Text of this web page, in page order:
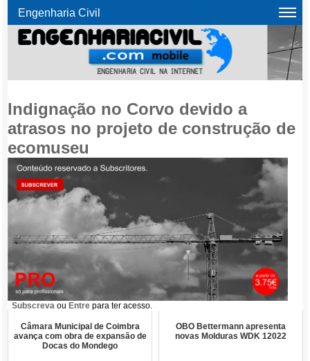
Engenharia Civil
Indignação no Corvo devido a
atrasos no projeto de construção de
ecomuseu
Subscreva ou Entre para ter acesso.
Câmara Municipal de Coimbra
avança com obra de expansão de
Docas do Mondego
OBO Bettermann apresenta
novas Molduras WDK 12022